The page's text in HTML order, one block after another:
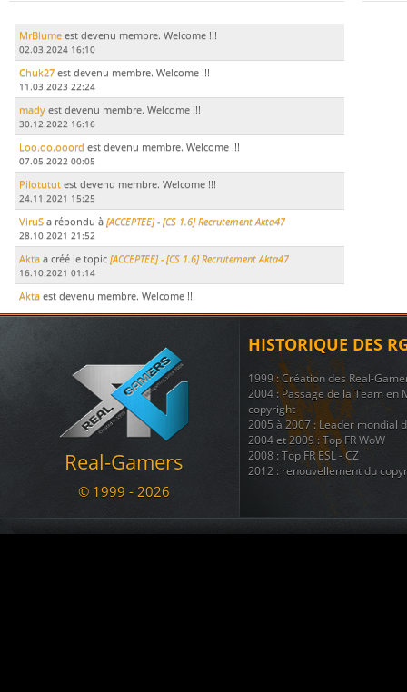
MrBlume est devenu membre. Welcome !!!
02.03.2024 16:10
Chuk27 est devenu membre. Welcome !!!
11.03.2023 22:24
mady est devenu membre. Welcome !!!
30.12.2022 16:16
Loo.oo.ooord est devenu membre. Welcome !!!
07.05.2022 00:05
Pilotutut est devenu membre. Welcome !!!
24.11.2021 15:25
ViruS a répondu à [ACCEPTEE] - [CS 1.6] Recrutement Akta47
28.10.2021 21:52
Akta a créé le topic [ACCEPTEE] - [CS 1.6] Recrutement Akta47
16.10.2021 01:14
Akta est devenu membre. Welcome !!!
Le Marsouina créé le topicban
17.11.2020 21:51
a créé le topic BAN
05.11.2020 17:07
[RG - LOL] vs. NyanTrain
02.11.2020 12:56
02.11.2020 12:43
KADOZERRest devenu membre. Welcome !!!
30.08.2020 12:38
Real-Gamers
© 1999 - 2026
HISTORIQUE DES
1999 : Création des Real-
2004 : Passage de la Team
copyright
2005 à 2007 : Leader mondial
2004 et 2009 : Top FR WoW
2008 : Top FR ESL - CZ
2012 : renouvellement du
regroupant 8 autres sites (
ainsi que + d'une douzaine de